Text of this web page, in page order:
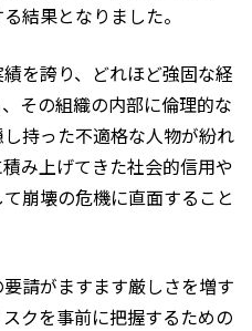
結果となりました。
を誇り、どれほど強固な経
その組織の内部に倫理的な
持った不適格な人物が紛れ
み上げてきた社会的信用や
崩壊の危機に直面すること
請がますます厳しさを増す
クを事前に把握するための